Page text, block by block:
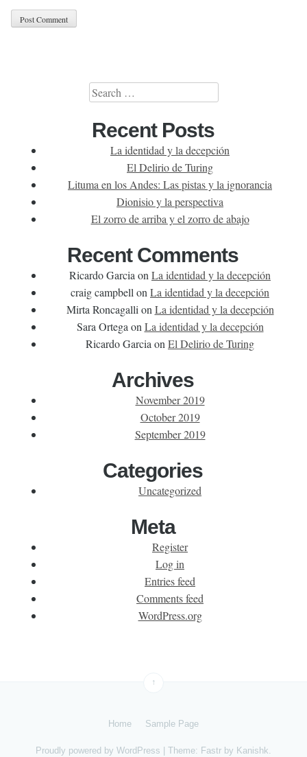
Search
Recent Posts
La identidad y la decepción
El Delirio de Turing
Lituma en los Andes: Las pistas y la ignorancia
Dionisio y la perspectiva
El zorro de arriba y el zorro de abajo
Recent Comments
Ricardo Garcia on La identidad y la decepción
craig campbell on La identidad y la decepción
Mirta Roncagalli on La identidad y la decepción
Sara Ortega on La identidad y la decepción
Ricardo Garcia on El Delirio de Turing
Archives
November 2019
October 2019
September 2019
Categories
Uncategorized
Meta
Register
Log in
Entries feed
Comments feed
WordPress.org
↑
Home Sample Page
Proudly powered by WordPress Theme: Fastr by Kanishk